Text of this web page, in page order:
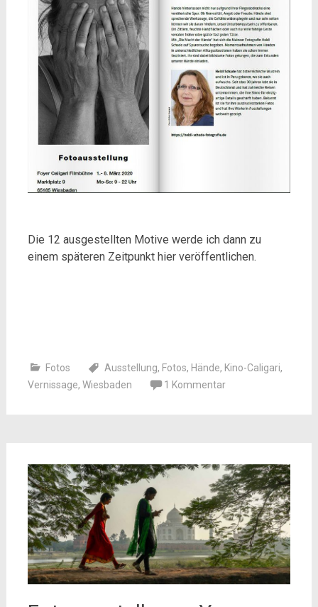
Die 12 ausgestellten Motive werde ich dann zu
einem späteren Zeitpunkt hier veröffentlichen.
Fotos Ausstellung, Fotos, Hände, Kino-Caligari,
Vernissage, Wiesbaden 1 Kommentar